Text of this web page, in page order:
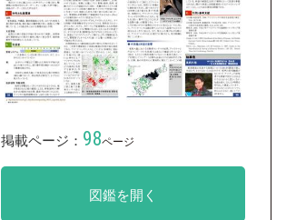
掲載ページ： 98ページ
図鑑を開く